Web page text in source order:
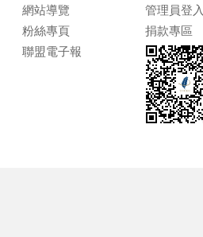
網站導覽
管理員登入
粉絲專頁
捐款專區
聯盟電子報